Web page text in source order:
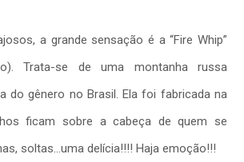
a grande sensação é a “Fire Whip”
Trata-se de uma montanha russa
do gênero no Brasil. Ela foi fabricada na
ficam sobre a cabeça de quem se
soltas…uma delícia!!!! Haja emoção!!!